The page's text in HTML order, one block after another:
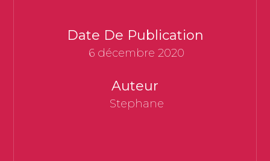
Date De Publication
6 décembre 2020
Auteur
Stephane